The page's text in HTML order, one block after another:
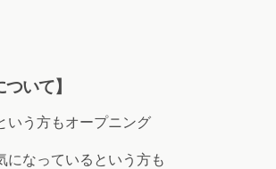
いて】
いう方もオープニング
になっているという方も